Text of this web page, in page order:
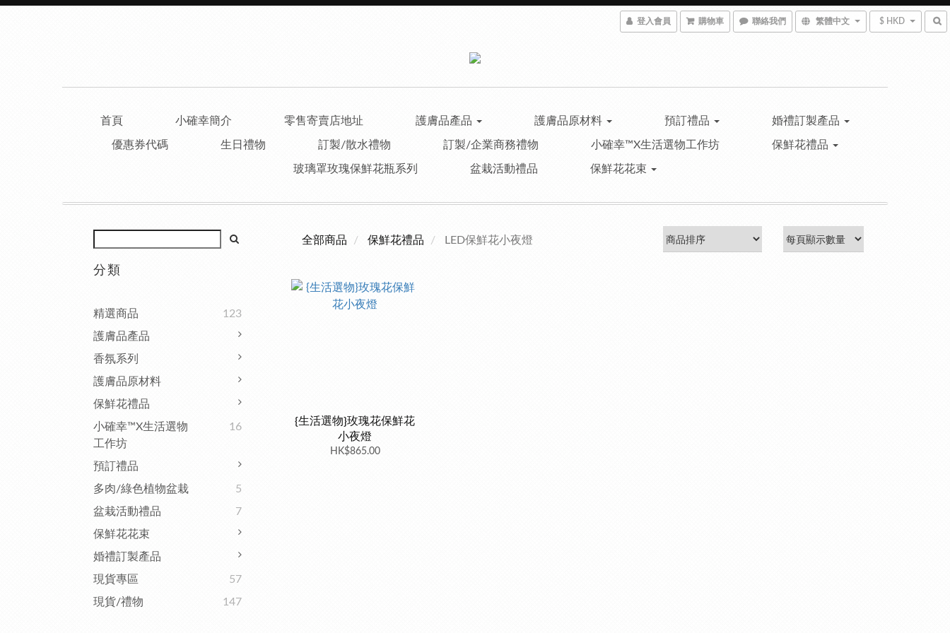
登入會員 購物車 聯絡我們 繁體中文 $ HKD
首頁 小確幸簡介 零售寄賣店地址 護膚品產品 護膚品原材料 預訂禮品 婚禮訂製產品
優惠券代碼 生日禮物 訂製/散水禮物 訂製/企業商務禮物 小確幸™X生活選物工作坊 保鮮花禮品
玻璃罩玫瑰保鮮花瓶系列 盆栽活動禮品 保鮮花花束
分類
精選商品
123
護膚品產品
香氛系列
護膚品原材料
保鮮花禮品
小確幸™x生活選物
工作坊
16
預訂禮品
多肉/綠色植物盆栽
5
盆栽活動禮品
7
保鮮花花束
婚禮訂製產品
現貨專區
57
現貨/禮物
147
全部商品 保鮮花禮品 LED保鮮花小夜燈
{生活選物}玫瑰花保鮮花
小夜燈
HK$865.00